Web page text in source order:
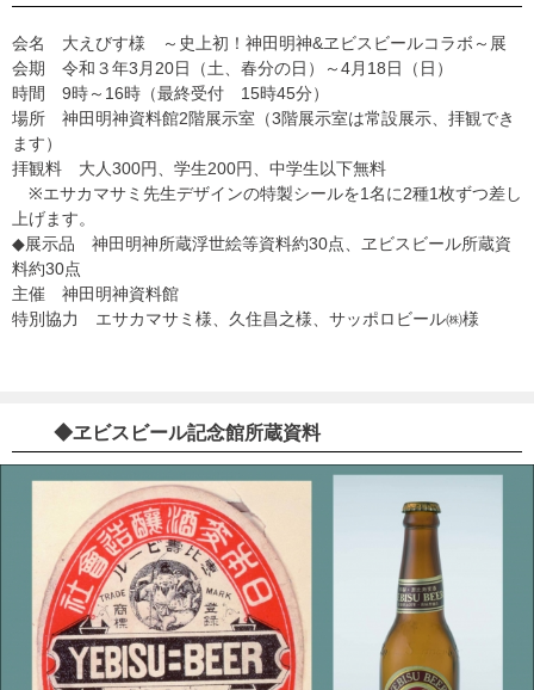
会名 大えびす様 ～史上初！神田明神&ヱビスビールコラボ～展
会期 令和３年3月20日（土、春分の日）～4月18日（日）
時間 9時～16時（最終受付 15時45分）
場所 神田明神資料館2階展示室（3階展示室は常設展示、拝観でき
ます）
拝観料 大人300円、学生200円、中学生以下無料
※エサカマサミ先生デザインの特製シールを1名に2種1枚ずつ差し
上げます。
◆展示品 神田明神所蔵浮世絵等資料約30点、ヱビスビール所蔵資
料約30点
主催 神田明神資料館
特別協力 エサカマサミ様、久住昌之様、サッポロビール㈱様
◆ヱビスビール記念館所蔵資料